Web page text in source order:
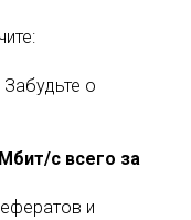
Забудьте о
с всего за
и